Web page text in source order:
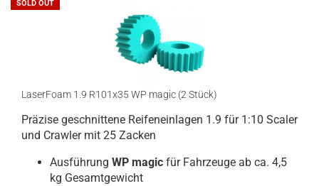
SOLD OUT
LaserFoam 1.9 R101x35 WP magic (2 Stück)
Präzise geschnittene Reifeneinlagen 1.9 für 1:10 Scaler
und Crawler mit 25 Zacken
Ausführung WP magic für Fahrzeuge ab ca. 4,5
kg Gesamtgewicht